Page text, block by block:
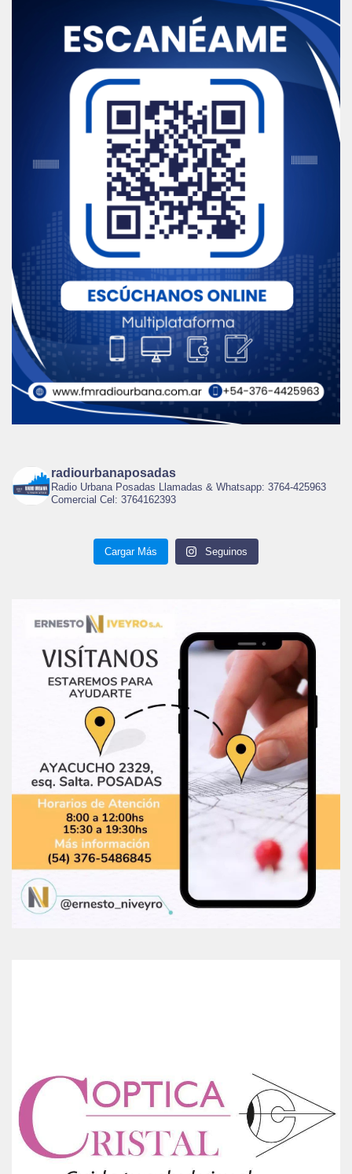
radiourbanaposadas
Radio Urbana Posadas Llamadas & Whatsapp: 3764-425963
Comercial Cel: 3764162393
Cargar Más Seguinos